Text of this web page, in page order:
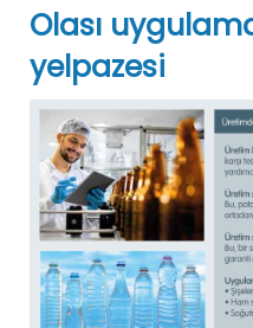
Olası
yelpazesi